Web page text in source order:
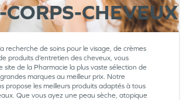
CHEVEUX
recherche de soins pour le visage, de crèmes
produits d’entretien des cheveux, vous
site de la Pharmacie la plus vaste sélection de
marques au meilleur prix. Notre
propose les meilleurs produits adaptés à tous
Que vous ayez une peau sèche, atopique